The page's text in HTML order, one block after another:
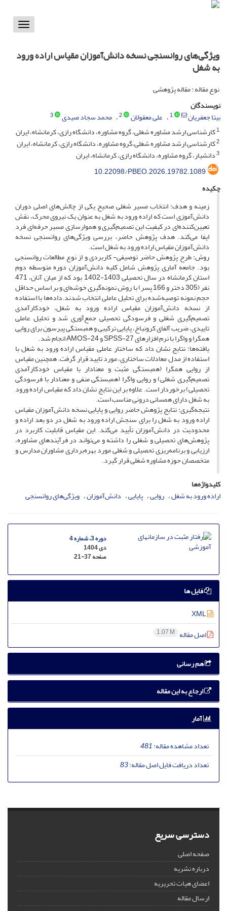
Toggle
ویژگی‌های روانسنجی نسخه دانش‌آموزان مقیاس اراده ورود
به شغل
نوع مقاله : مقاله پژوهشی
نویسندگان
بیتا جعفریان
1 علی معقولان 2 محمد سجاد صیدی
3
1کارشناسی ارشد مشاوره شغلی، گروه مشاوره، دانشگاه رازی، کرمانشاه، ایران
2کارشناسی ارشد مشاوره شغلی،گروه مشاوره، دانشگاه رازی، کرمانشاه، ایران
3دانشیار، گروه مشاوره، دانشگاه رازی، کرمانشاه، ایران
10.22098/PBEO.2026.19782.1089
چکیده
زمینه و هدف: انتخاب مسیر شغلی صحیح یکی از چالش‌های اصلی دوران
دانش‌آموزی است که اراده ورود به شغل به عنوان یک نیروی محرک، نقش
تعیین‌کننده‌ای در کیفیتِ این تصمیم‌گیری و هموارسازیِ مسیر حرفه‌ای فرد
ایفا می‌کند. هدف پژوهش حاضر، بررسی ویژگی‌های روانسنجی نسخه
دانش‌آموزان مقیاس اراده ورود به شغل است.
روش: طرح پژوهش حاضر توصیفی- کاربردی و از نوع مطالعات روانسنجی
بود. جامعه آماری پژوهش شامل کلیه دانش‌آموزان دوره متوسطه دوم
استان کرمانشاه در سال تحصیلی 1403-1402 بود که از میان آنان، 471
نفر (305 دختر و 166 پسر) با روش نمونه‌گیری خوشه‌ای و بر اساس حداقل
حجم نمونه توصیه‌شده برای تحلیل عاملی انتخاب شدند.داده‌ها با استفاده
از نسخه دانش‌آموزان مقیاس اراده ورود به شغل، خودکارآمدی
تصمیم‌گیری شغلی و فرسودگی تحصیلی جمع‌آوری شد و تحلیل عاملی
تاییدی، ضریب آلفای کرونباخ، پایایی ترکیبی و همبستگی پیرسون برای روایی
همگرا و واگرا با نرم افزارهای SPSS-27 و AMOS-24 انجام شد.
یافته‌ها: نتایج نشان داد که ساختار عاملی مقیاس اراده ورود به شغل با
استفاده از مدل معادلات ساختاری، مورد تایید قرار گرفت. همچنین مقیاس
از روایی همگرا (همبستگی مثبت و معنادار با مقیاس خودکارآمدی
تصمیم‌گیری شغلی) و روایی واگرا (همبستگی منفی و معنادار با فرسودگی
تحصیلی) برخوردار است. علاوه بر این نتایج نشان داد که مقیاس اراده ورود
به شغل دارای همسانی درونی مناسب است.
نتیجه‌گیری: نتایج پژوهش حاضر روایی و پایایی نسخه دانش‌آموزان مقیاس
اراده ورود به شغل را برای سنجش اراده ورود به شغل در دو بعد اراده و
محدودیت در دانش‌آموزان تأیید می‌کند. این مقیاس قابلیت کاربرد در
پژوهش‌های تحصیلی و شغلی را داشته و می‌تواند در فرآیندهای مشاوره،
ارزیابی و برنامه‌ریزی تحصیلی و شغلی مورد بهره‌برداری مشاوران مدارس و
متخصصان حوزه مشاوره شغلی قرار گیرد.
کلیدواژه‌ها
اراده ورود به شغل روایی پایایی دانش‌آموزان ویژگی‌های روانسنجی
دوره 3، شماره 4
دی 1404
صفحه21-37
فایل ها
اصل مقاله 1.07 M
هم رسانی
ارجاع به این مقاله
آمار
تعداد مشاهده مقاله:481
تعداد دریافت فایل اصل مقاله:83
دسترسی سریع
صفحه اصلی
درباره نشریه
اعضای هیات تحریریه
ارسال مقاله